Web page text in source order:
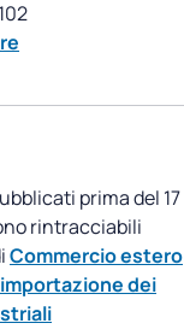
prima del 17
rintracciabili
Commercio estero
dei